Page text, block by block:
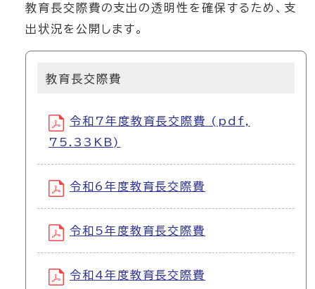
教育長交際費の支出の透明性を確保するため、支
出状況を公開します。
教育長交際費
令和7年度教育長交際費 (pdf,
75.33KB)
令和6年度教育長交際費
令和5年度教育長交際費
令和4年度教育長交際費